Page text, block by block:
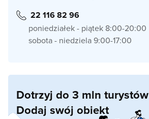
22 116 82 96
poniedziałek - piątek 8:00-20:00
sobota - niedziela 9:00-17:00
Dotrzyj do 3 mln turystów
Dodaj swój obiekt